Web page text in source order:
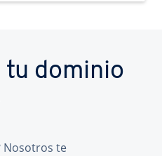
dominio
Nosotros te